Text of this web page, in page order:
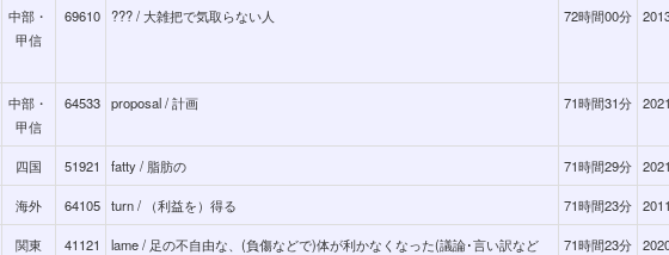
中部・
甲信
69610 ??? / 大雑把で気取らない人 72時間00分
中部・
甲信
64533 proposal / 計画 71時間31分
四国 51921 fatty / 脂肪の 71時間29分
海外 64105 turn / （利益を）得る 71時間23分
関東 41121
lame / 足の不自由な、(負傷などで)体が利かなくなった(議論･言い訳など
71時間23分